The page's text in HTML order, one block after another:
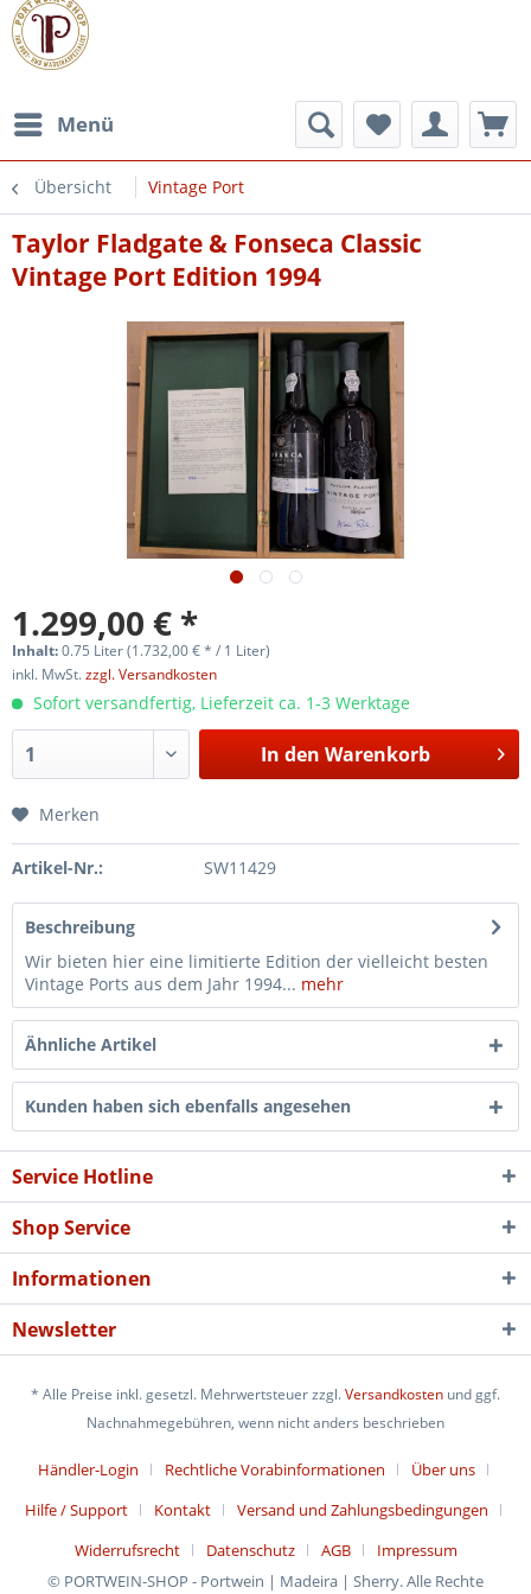
Menü
Übersicht Vintage Port
Taylor Fladgate & Fonseca Classic
Vintage Port Edition 1994
1.299,00 € *
Inhalt:0.75 Liter (1.732,00 € * / 1 Liter)
inkl. MwSt.zzgl. Versandkosten
Sofort versandfertig, Lieferzeit ca. 1-3 Werktage
In den Warenkorb
Merken
Artikel-Nr.: SW11429
Beschreibung
Wir bieten hier eine limitierte Edition der vielleicht besten
Vintage Ports aus dem Jahr 1994... mehr
Ähnliche Artikel
Kunden haben sich ebenfalls angesehen
Service Hotline
Shop Service
Informationen
Newsletter
* Alle Preise inkl. gesetzl. Mehrwertsteuer zzgl.Versandkosten und ggf.
Nachnahmegebühren, wenn nicht anders beschrieben
Händler-Login Rechtliche Vorabinformationen
Über uns
Hilfe / Support
Kontakt
Versand und Zahlungsbedingungen
Widerrufsrecht
Datenschutz AGB
Impressum
© PORTWEIN-SHOP - Portwein | Madeira | Sherry. Alle Rechte